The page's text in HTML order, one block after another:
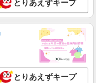
す。
保育園 （東京都練馬区東大
詳細を見る
とりあえずキープ
とりあえずキープ